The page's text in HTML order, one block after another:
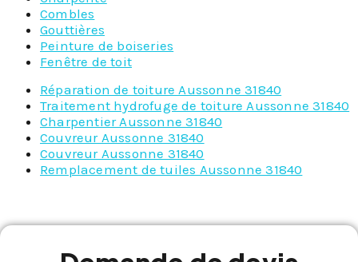
Combles
Gouttières
Peinture de boiseries
Fenêtre de toit
Réparation de toiture Aussonne 31840
Traitement hydrofuge de toiture Aussonne 31840
Charpentier Aussonne 31840
Couvreur Aussonne 31840
Couvreur Aussonne 31840
Remplacement de tuiles Aussonne 31840